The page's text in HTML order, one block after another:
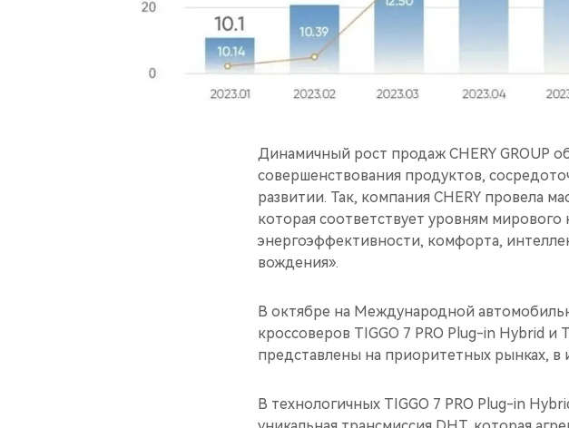
Динамичный рост продаж CHERY GROUP
совершенствования продуктов,
развитии. Так, компания CHERY провела
которая соответствует уровням мирового
энергоэффективности, комфорта,
вождения».
В октябре на Международной
кроссоверов TIGGO 7 PRO Plug-in Hybrid и
представлены на приоритетных рынках, в
В технологичных TIGGO 7 PRO Plug-in